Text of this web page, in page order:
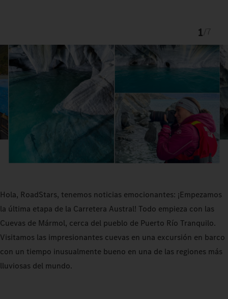
1
Hola, RoadStars, tenemos noticias emocionantes: ¡Empezamos
la última etapa de la Carretera Austral! Todo empieza con las
Cuevas de Mármol, cerca del pueblo de Puerto Río Tranquilo.
Visitamos las impresionantes cuevas en una excursión en barco
con un tiempo inusualmente bueno en una de las regiones más
lluviosas del mundo.